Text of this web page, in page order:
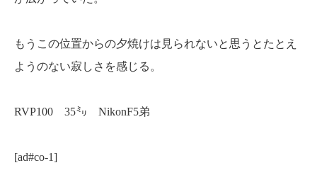
もうこの位置からの夕焼けは見られないと思うとたとえ
ようのない寂しさを感じる。
RVP100 35㍉ NikonF5弟
[ad#co-1]